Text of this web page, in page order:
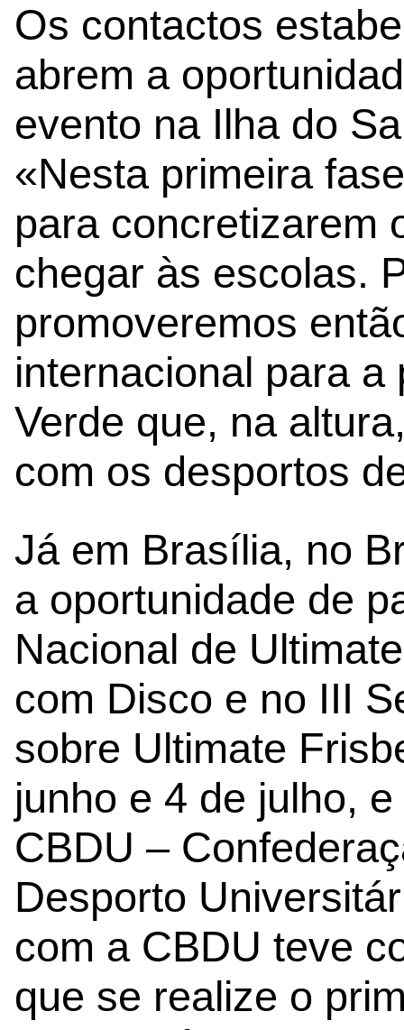
Os contactos
abrem a
evento na Ilha do
«Nesta primeira
para concretizarem
chegar às escolas.
promoveremos
internacional para
Verde que, na
com os desportos
Já em Brasília, no
a oportunidade de
Nacional de
com Disco e no III
sobre Ultimate
junho e 4 de julho,
CBDU –
Desporto
com a CBDU teve
que se realize o